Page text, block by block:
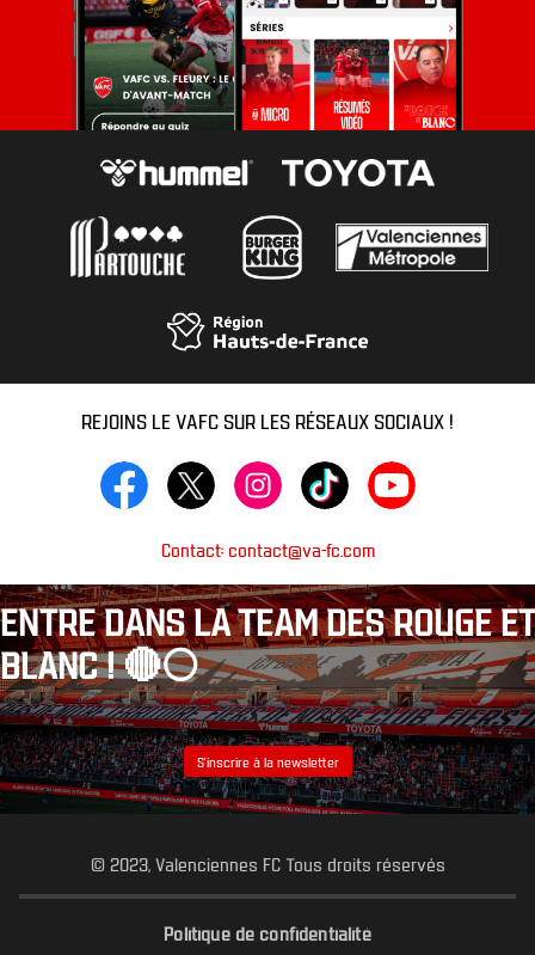
REJOINS LE VAFC SUR LES RÉSEAUX SOCIAUX !
Contact: contact@va-fc.com
ENTRE DANS LA TEAM DES ROUGE ET
BLANC ! 🔴⚪️
S’inscrire à la newsletter
© 2023, Valenciennes FC Tous droits réservés
Politique de confidentialité